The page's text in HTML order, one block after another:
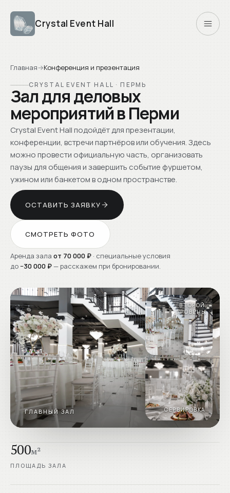
Crystal Event Hall
Главная→Конференция и презентация
CRYSTAL EVENT HALL · ПЕРМЬ
Зал для деловых
мероприятий в Перми
Crystal Event Hall подойдёт для презентации,
конференции, встречи партнёров или обучения. Здесь
можно провести официальную часть, организовать
паузы для общения и завершить событие фуршетом,
ужином или банкетом в одном пространстве.
ОСТАВИТЬ ЗАЯВКУ
СМОТРЕТЬ ФОТО
Аренда зала от 70 000 ₽ · специальные условия
до−30 000 ₽— расскажем при бронировании.
ГЛАВНЫЙ ЗАЛ
ВТОРОЙ
УРОВЕНЬ
СЕРВИРОВКА
500м²
ПЛОЩАДЬ ЗАЛА